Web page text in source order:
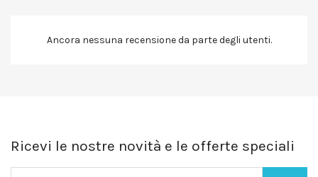
Ancora nessuna recensione da parte degli utenti.
Ricevi le nostre novità e le offerte speciali